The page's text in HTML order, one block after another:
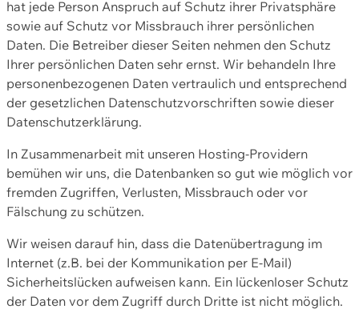
hat jede Person Anspruch auf Schutz ihrer Privatsphäre
sowie auf Schutz vor Missbrauch ihrer persönlichen
Daten. Die Betreiber dieser Seiten nehmen den Schutz
Ihrer persönlichen Daten sehr ernst. Wir behandeln Ihre
personenbezogenen Daten vertraulich und entsprechend
der gesetzlichen Datenschutzvorschriften sowie dieser
Datenschutzerklärung.
In Zusammenarbeit mit unseren Hosting-Providern
bemühen wir uns, die Datenbanken so gut wie möglich vor
fremden Zugriffen, Verlusten, Missbrauch oder vor
Fälschung zu schützen.
Wir weisen darauf hin, dass die Datenübertragung im
Internet (z.B. bei der Kommunikation per E-Mail)
Sicherheitslücken aufweisen kann. Ein lückenloser Schutz
der Daten vor dem Zugriff durch Dritte ist nicht möglich.